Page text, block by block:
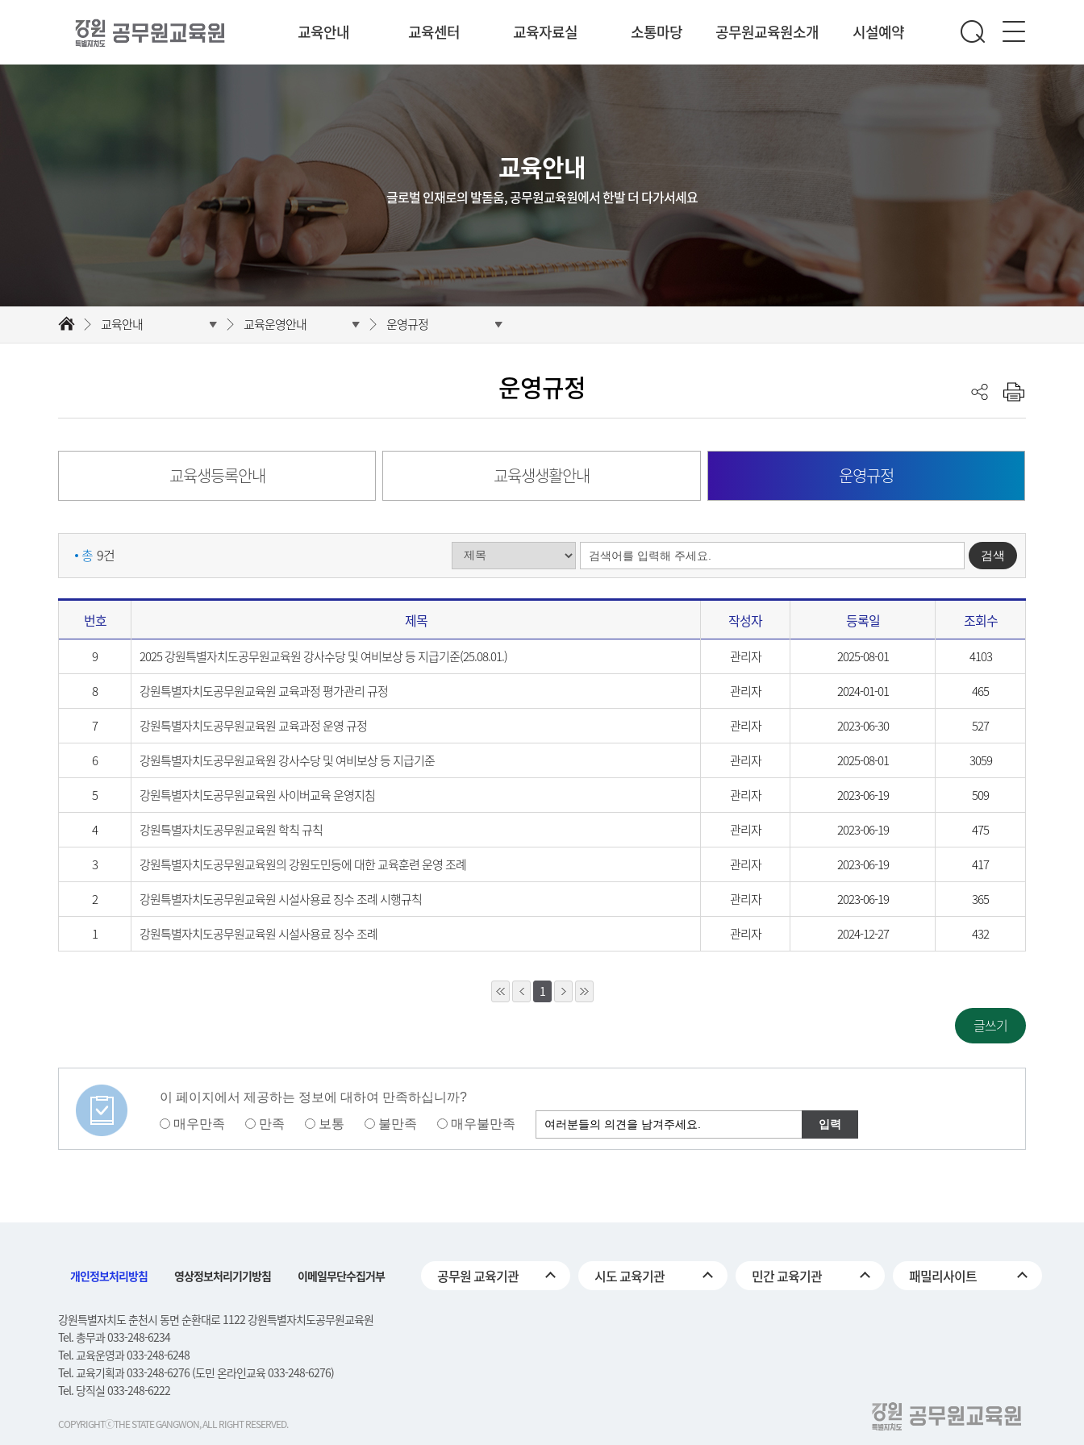
교육안내 교육센터 교육자료실 소통마당 공무원교육원소개 시설예약
교육안내
글로벌 인재로의 발돋움, 공무원교육원에서 한발 더 다가서세요
교육안내 교육운영안내 운영규정
운영규정
교육생등록안내 교육생생활안내 운영규정
총 9건
번호 제목 작성자 등록일 조회수
9 2025 강원특별자치도공무원교육원 강사수당 및 여비보상 등 지급기준(25.08.01.) 관리자 2025-08-01
4103
8
강원특별자치도공무원교육원 교육과정 평가관리 규정 관리자 2024-01-01
465
7
강원특별자치도공무원교육원 교육과정 운영 규정 관리자 2023-06-30
527
6
강원특별자치도공무원교육원 강사수당 및 여비보상 등 지급기준 관리자 2025-08-01
3059
5
강원특별자치도공무원교육원 사이버교육 운영지침 관리자 2023-06-19
509
4
강원특별자치도공무원교육원 학칙 규칙 관리자 2023-06-19
475
3
강원특별자치도공무원교육원의 강원도민등에 대한 교육훈련 운영 조례 관리자 2023-06-19
417
2
강원특별자치도공무원교육원 시설사용료 징수 조례 시행규칙 관리자 2023-06-19
365
1
강원특별자치도공무원교육원 시설사용료 징수 조례 관리자 2024-12-27 432
1
글쓰기
이 페이지에서 제공하는 정보에 대하여 만족하십니까?
매우만족
만족 보통 불만족 매우불만족
공무원 교육기관 시도 교육기관 민간 교육기관 패밀리사이트
개인정보처리방침 영상정보처리기기방침 이메일무단수집거부
강원특별자치도 춘천시 동면 순환대로 1122 강원특별자치도공무원교육원
Tel. 총무과 033-248-6234
Tel. 교육운영과 033-248-6248
Tel. 교육기획과 033-248-6276 (도민 온라인교육 033-248-6276)
Tel. 당직실 033-248-6222
COPYRIGHTⓒTHE STATE GANGWON, ALL RIGHT RESERVED.